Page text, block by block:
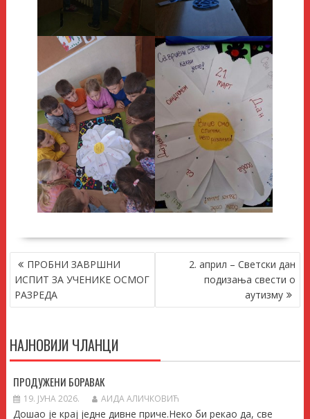
КРЕТАЊЕ
ЧЛАНКА
ПРОБНИ ЗАВРШНИ
ИСПИТ ЗА УЧЕНИКЕ ОСМОГ
РАЗРЕДА
2. април – Светски дан
подизања свести о
аутизму
НАЈНОВИЈИ ЧЛАНЦИ
ПРОДУЖЕНИ БОРАВАК
19. ЈУНА 2026. АИДА АЛИЧКОВИЋ
Дошао је крај једне дивне приче.Неко би рекао да, све